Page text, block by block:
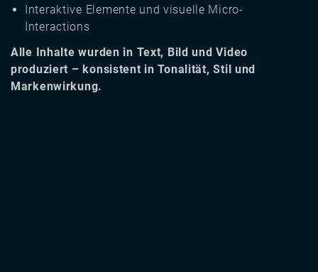
Interaktive Elemente und visuelle Micro-
Interactions
Alle Inhalte wurden in Text, Bild und Video
produziert – konsistent in Tonalität, Stil und
Markenwirkung.